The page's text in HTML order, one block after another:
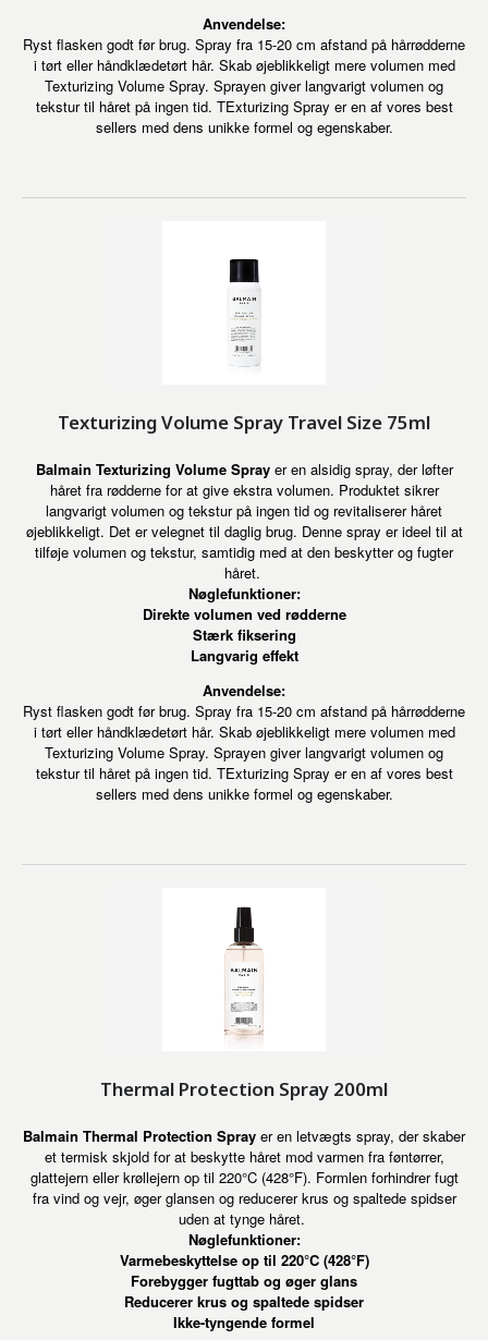
Anvendelse:
Ryst flasken godt før brug. Spray fra 15-20 cm afstand på hårrødderne
i tørt eller håndklædetørt hår. Skab øjeblikkeligt mere volumen med
Texturizing Volume Spray. Sprayen giver langvarigt volumen og
tekstur til håret på ingen tid. TExturizing Spray er en af vores best
sellers med dens unikke formel og egenskaber.
Texturizing Volume Spray Travel Size 75ml
Balmain Texturizing Volume Sprayer en alsidig spray, der løfter
håret fra rødderne for at give ekstra volumen. Produktet sikrer
langvarigt volumen og tekstur på ingen tid og revitaliserer håret
øjeblikkeligt. Det er velegnet til daglig brug. Denne spray er ideel til at
tilføje volumen og tekstur, samtidig med at den beskytter og fugter
håret.
Nøglefunktioner:
Direkte volumen ved rødderne
Stærk fiksering
Langvarig effekt
Anvendelse:
Ryst flasken godt før brug. Spray fra 15-20 cm afstand på hårrødderne
i tørt eller håndklædetørt hår. Skab øjeblikkeligt mere volumen med
Texturizing Volume Spray. Sprayen giver langvarigt volumen og
tekstur til håret på ingen tid. TExturizing Spray er en af vores best
sellers med dens unikke formel og egenskaber.
Thermal Protection Spray 200ml
Balmain Thermal Protection Spray er en letvægts spray, der skaber
et termisk skjold for at beskytte håret mod varmen fra føntørrer,
glattejern eller krøllejern op til 220°C (428°F). Formlen forhindrer fugt
fra vind og vejr, øger glansen og reducerer krus og spaltede spidser
uden at tynge håret.
Nøglefunktioner:
Varmebeskyttelse op til 220°C (428°F)
Forebygger fugttab og øger glans
Reducerer krus og spaltede spidser
Ikke-tyngende formel